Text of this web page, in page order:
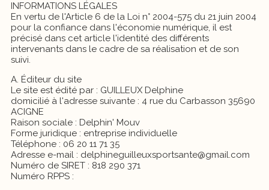
INFORMATIONS LÉGALES
En vertu de l'Article 6 de la Loi n° 2004-575 du 21 juin 2004
pour la confiance dans l'économie numérique, il est
précisé dans cet article l'identité des différents
intervenants dans le cadre de sa réalisation et de son
suivi.
A. Éditeur du site
Le site est édité par : GUILLEUX Delphine
domicilié à l'adresse suivante : 4 rue du Carbasson 35690
ACIGNE
Raison sociale : Delphin' Mouv
Forme juridique : entreprise individuelle
Téléphone : 06 20 11 71 35
Adresse e-mail : delphineguilleuxsportsante@gmail.com
Numéro de SIRET : 818 290 371
Numéro RPPS :